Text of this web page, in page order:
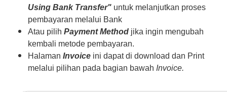
Using Bank Transfer" untuk melanjutkan proses
pembayaran melalui Bank
Atau pilih Payment Method jika ingin mengubah
kembali metode pembayaran.
Halaman Invoice ini dapat di download dan Print
melalui pilihan pada bagian bawah Invoice.